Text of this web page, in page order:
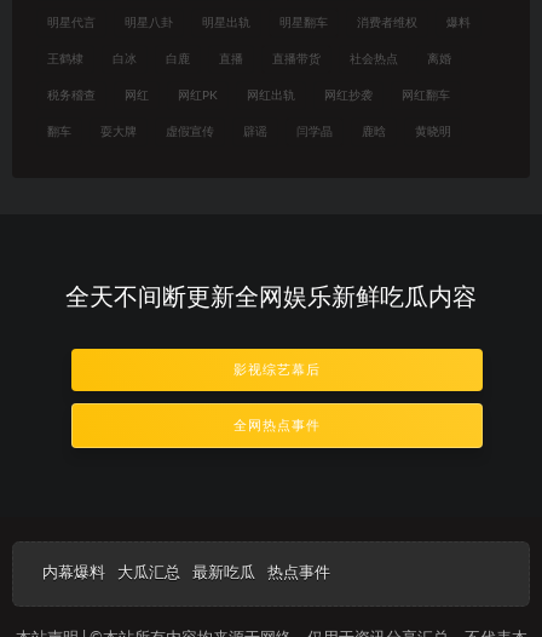
明星代言 明星八卦 明星出轨 明星翻车 消费者维权 爆料
王鹤棣 白冰 白鹿 直播 直播带货 社会热点 离婚
税务稽查 网红 网红PK 网红出轨 网红抄袭 网红翻车
翻车 耍大牌 虚假宣传 辟谣 闫学晶 鹿晗 黄晓明
全天不间断更新全网娱乐新鲜吃瓜内容
影视综艺幕后
全网热点事件
内幕爆料 大瓜汇总 最新吃瓜 热点事件